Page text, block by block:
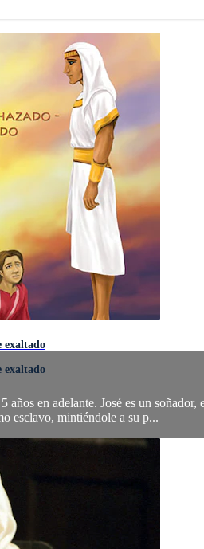
exaltado
exaltado
en adelante. José es un
esclavo, mintiéndole a su p...